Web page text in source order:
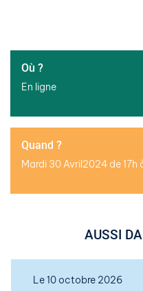
Où ?
En ligne
Quand ?
Mardi 30 Avril2024 de 17h
AUSSI
Le 10 octobre 2026